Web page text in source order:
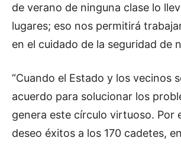
de verano de ninguna clase lo
lugares; eso nos permitirá
en el cuidado de la seguridad de
“Cuando el Estado y los vecinos
acuerdo para solucionar los
genera este círculo virtuoso. Por
deseo éxitos a los 170 cadetes,